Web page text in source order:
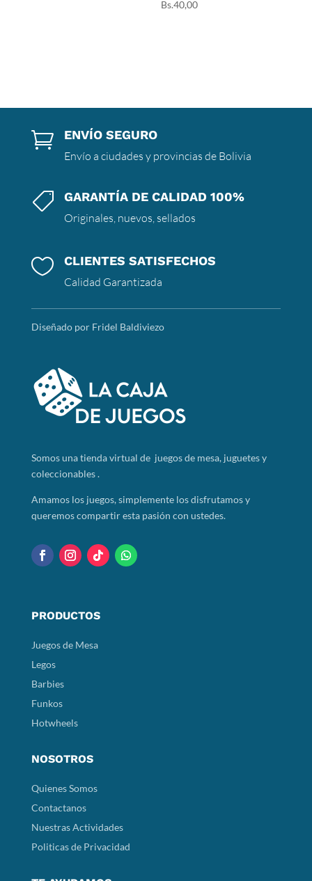
Bs.40,00
 ENVÍO SEGURO
Envío a ciudades y provincias de Bolivia
 GARANTÍA DE CALIDAD 100%
Originales, nuevos, sellados
 CLIENTES SATISFECHOS
Calidad Garantizada
Diseñado por Fridel Baldiviezo
Somosuna tienda virtual de juegos de mesa, juguetes y
coleccionables .
Amamos los juegos, simplemente los disfrutamos y
queremos compartir esta pasión con ustedes.
PRODUCTOS
Juegos de Mesa
Legos
Barbies
Funkos
Hotwheels
NOSOTROS
Quienes Somos
Contactanos
Nuestras Actividades
Politicas de Privacidad